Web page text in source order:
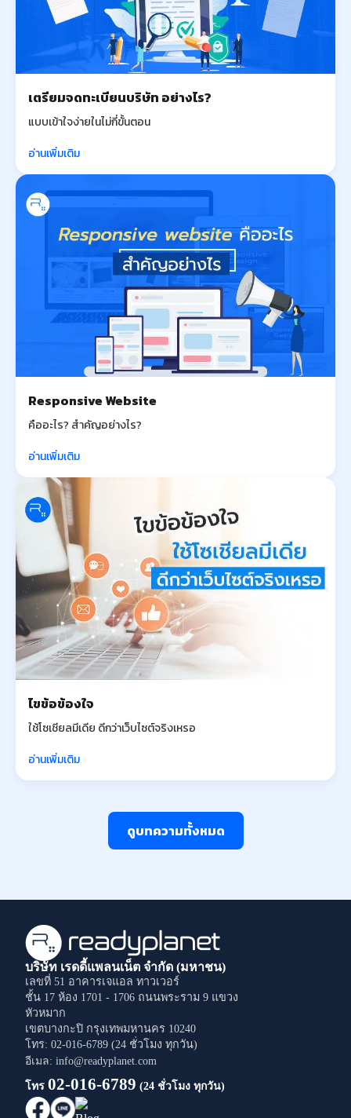
เตรียมจดทะเบียนบริษัท อย่างไร?
แบบเข้าใจง่ายในไม่กี่ขั้นตอน
อ่านเพิ่มเติม
Responsive Website
คืออะไร? สำคัญอย่างไร?
อ่านเพิ่มเติม
ไขข้อข้องใจ
ใช้โซเชียลมีเดีย ดีกว่าเว็บไซต์จริงเหรอ
อ่านเพิ่มเติม
ดูบทความทั้งหมด
บริษัท เรดดี้แพลนเน็ต จำกัด (มหาชน)
เลขที่ 51 อาคารเจแอล ทาวเวอร์
ชั้น 17 ห้อง 1701 - 1706 ถนนพระราม 9 แขวง
หัวหมาก
เขตบางกะปิ กรุงเทพมหานคร 10240
โทร: 02-016-6789 (24 ชั่วโมง ทุกวัน)
อีเมล: info@readyplanet.com
โทร 02-016-6789 (24 ชั่วโมง ทุกวัน)